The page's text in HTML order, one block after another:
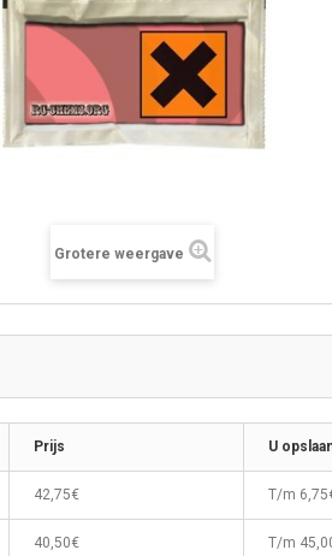
Grotere weergave
Prijs U
42,75€ T/m
40,50€ T/m